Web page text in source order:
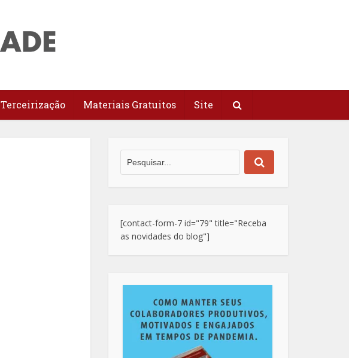
Terceirização Materiais Gratuitos Site
[contact-form-7 id="79" title="Receba
as novidades do blog"]